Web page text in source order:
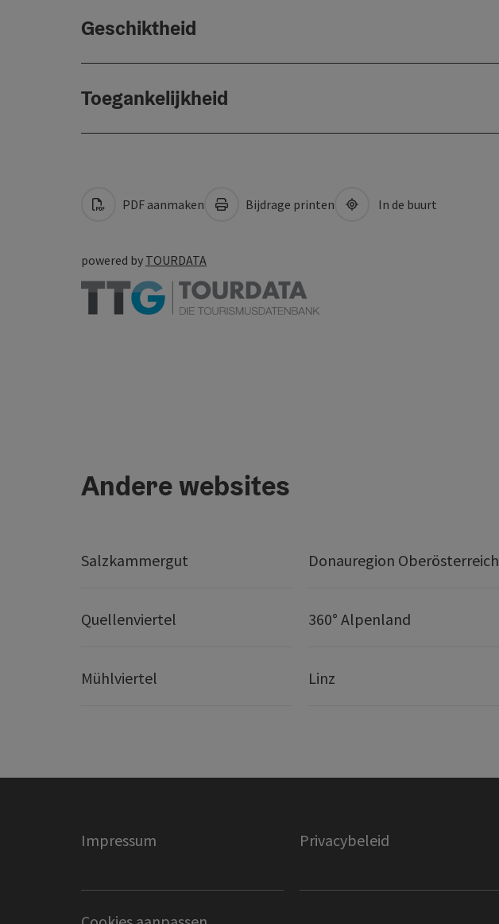
Geschiktheid
Toegankelijkheid
PDF aanmaken Bijdrage printen In de buurt
powered by TOURDATA
Andere websites
Salzkammergut Donauregion Oberösterreich
Quellenviertel 360° Alpenland
Mühlviertel Linz
Impressum Privacybeleid